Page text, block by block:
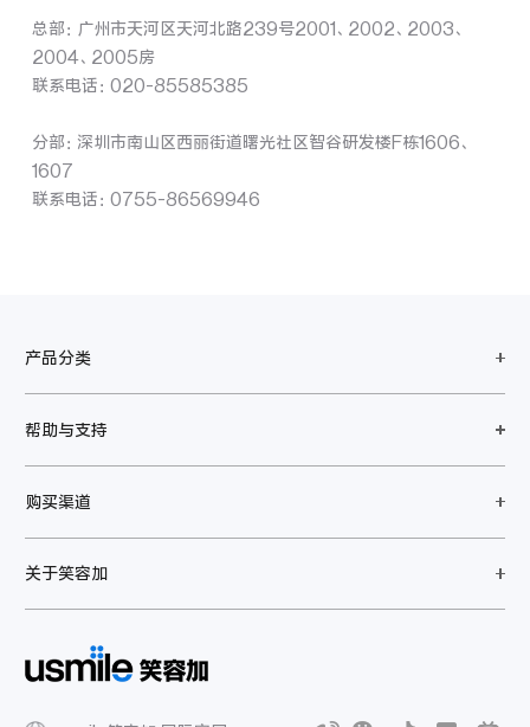
总部：广州市天河区天河北路239号2001、2002、2003、
2004、2005房
联系电话：020-85585385
分部：深圳市南山区西丽街道曙光社区智谷研发楼F栋1606、
1607
联系电话：0755-86569946
产品分类
帮助与支持
购买渠道
关于笑容加